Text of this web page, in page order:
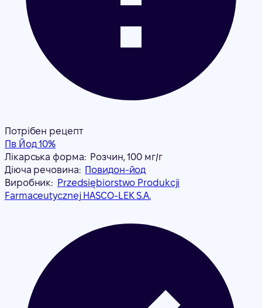
Потрібен рецепт
Пв Йод 10%
Лікарська форма: Розчин, 100 мг/г
Діюча речовина: Повидон-йод
Виробник: Przedsiębiorstwo Produkcji
Farmaceutycznej HASCO-LEK S.A.